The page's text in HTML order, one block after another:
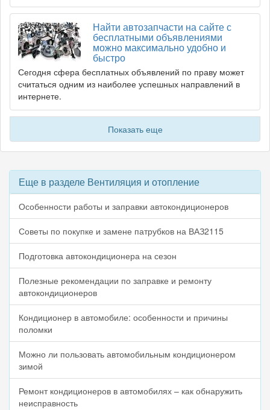
Найти автозапчасти на сайте с
бесплатными объявлениями
можно максимально удобно и
быстро
Сегодня сфера бесплатных объявлений по праву может
считаться одним из наиболее успешных направлений в
интернете.
Показать еще
Еще в разделе Вентиляция и отопление
Особенности работы и заправки автокондиционеров
Советы по покупке и замене патрубков на ВАЗ2115
Подготовка автокондиционера на сезон
Полезные рекомендации по заправке и ремонту
автокондиционеров
Кондиционер в автомобиле: особенности и причины
поломки
Можно ли пользовать автомобильным кондиционером
зимой
Ремонт кондиционеров в автомобилях – как обнаружить
неисправность